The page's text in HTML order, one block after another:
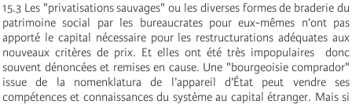
15.3 Les "privatisations sauvages" ou les diverses formes de braderie du
patrimoine social par les bureaucrates pour eux-mêmes n’ont pas
apporté le capital nécessaire pour les restructurations adéquates aux
nouveaux critères de prix. Et elles ont été très impopulaires ­ donc
souvent dénoncées et remises en cause. Une "bourgeoisie comprador"
issue de la nomenklatura de l’appareil d’État peut vendre ses
compétences et connaissances du système au capital étranger. Mais si